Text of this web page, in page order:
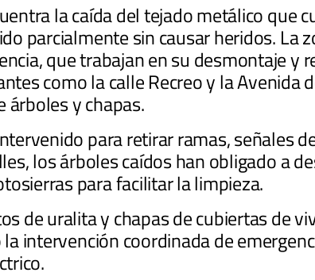
la caída del tejado metálico que
parcialmente sin causar heridos. La
que trabajan en su desmontaje y
como la calle Recreo y la Avenida
árboles y chapas.
para retirar ramas, señales
los árboles caídos han obligado a
para facilitar la limpieza.
de uralita y chapas de cubiertas de
intervención coordinada de